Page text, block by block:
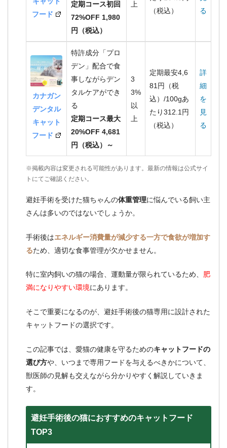
フード
定期コース初回
72%OFF 1,980
円（税込）
上
（税込）
る
カナガン
デンタル
キャット
フード
特許成分「プロ
デン」配合で食
事しながらデン
タルケアができ
る
定期コース最大
20%OFF 4,681
円（税込）～
3
3%
以
上
定期最安4,6
81円（税
込）/100gあ
たり312.1円
（税込）
詳
細
を
見
る
※掲載内容は変更される可能性があります。最新の情報は公式サイ
トにてご確認ください。
避妊手術を受けた猫ちゃんの体重管理に悩んでいる飼い主
さんは多いのではないでしょうか。
手術後はエネルギー消費量が減少する一方で食欲が増加す
るため、適切な食事管理が欠かせません。
特に室内飼いの猫の場合、運動量が限られているため、 肥
満になりやすい環境にあります。
そこで重要になるのが、避妊手術後の猫専用に設計された
キャットフードの選択です。
この記事では、愛猫の健康を守るためのキャットフードの
選び方や、いつまで専用フードを与えるべきかについて、
獣医師の見解も交えながら分かりやすく解説していきま
す。
避妊手術後の猫におすすめのキャットフード
TOP3